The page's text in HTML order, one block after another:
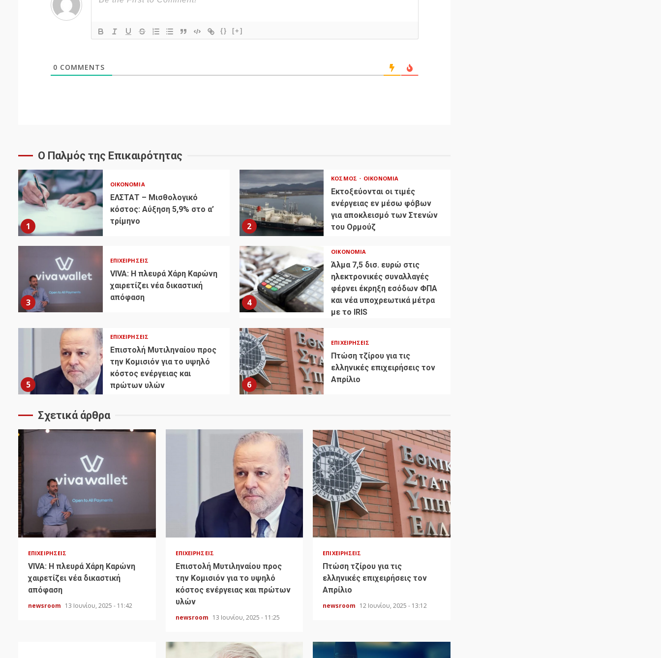
{} [+]
0 COMMENTS
Ο Παλμός της Επικαιρότητας
1
ΟΙΚΟΝΟΜΊΑ
ΕΛΣΤΑΤ – Μισθολογικό
κόστος: Αύξηση 5,9% στο α’
τρίμηνο
2
ΚΌΣΜΟΣ ΟΙΚΟΝΟΜΊΑ
Εκτοξεύονται οι τιμές
ενέργειας εν μέσω φόβων
για αποκλεισμό των Στενών
του Ορμούζ
3
ΕΠΙΧΕΙΡΉΣΕΙΣ
VIVA: Η πλευρά Χάρη Καρώνη
χαιρετίζει νέα δικαστική
απόφαση
4
ΟΙΚΟΝΟΜΊΑ
Άλμα 7,5 δισ. ευρώ στις
ηλεκτρονικές συναλλαγές
φέρνει έκρηξη εσόδων ΦΠΑ
και νέα υποχρεωτικά μέτρα
με το IRIS
5
ΕΠΙΧΕΙΡΉΣΕΙΣ
Επιστολή Μυτιληναίου προς
την Κομισιόν για το υψηλό
κόστος ενέργειας και
πρώτων υλών
6
ΕΠΙΧΕΙΡΉΣΕΙΣ
Πτώση τζίρου για τις
ελληνικές επιχειρήσεις τον
Απρίλιο
Σχετικά άρθρα
ΕΠΙΧΕΙΡΉΣΕΙΣ
VIVA: Η πλευρά Χάρη Καρώνη
χαιρετίζει νέα δικαστική
απόφαση
newsroom 13 Ιουνίου, 2025 - 11:42
ΕΠΙΧΕΙΡΉΣΕΙΣ
Επιστολή Μυτιληναίου προς
την Κομισιόν για το υψηλό
κόστος ενέργειας και πρώτων
υλών
newsroom 13 Ιουνίου, 2025 - 11:25
ΕΠΙΧΕΙΡΉΣΕΙΣ
Πτώση τζίρου για τις
ελληνικές επιχειρήσεις τον
Απρίλιο
newsroom 12 Ιουνίου, 2025 - 13:12